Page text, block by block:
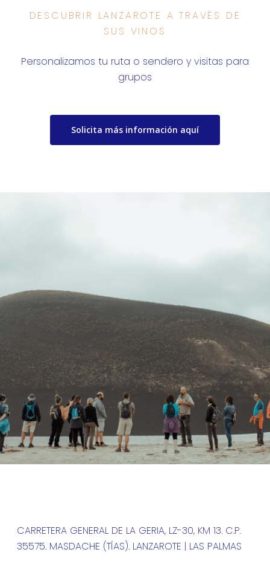
DESCUBRIR LANZAROTE A TRAVÉS DE
SUS VINOS
Personalizamos tu ruta o sendero y visitas para
grupos
Solicita más información aquí
CARRETERA GENERAL DE LA GERIA, LZ-30, KM 13. C.P.
35575. MASDACHE (TÍAS). LANZAROTE | LAS PALMAS